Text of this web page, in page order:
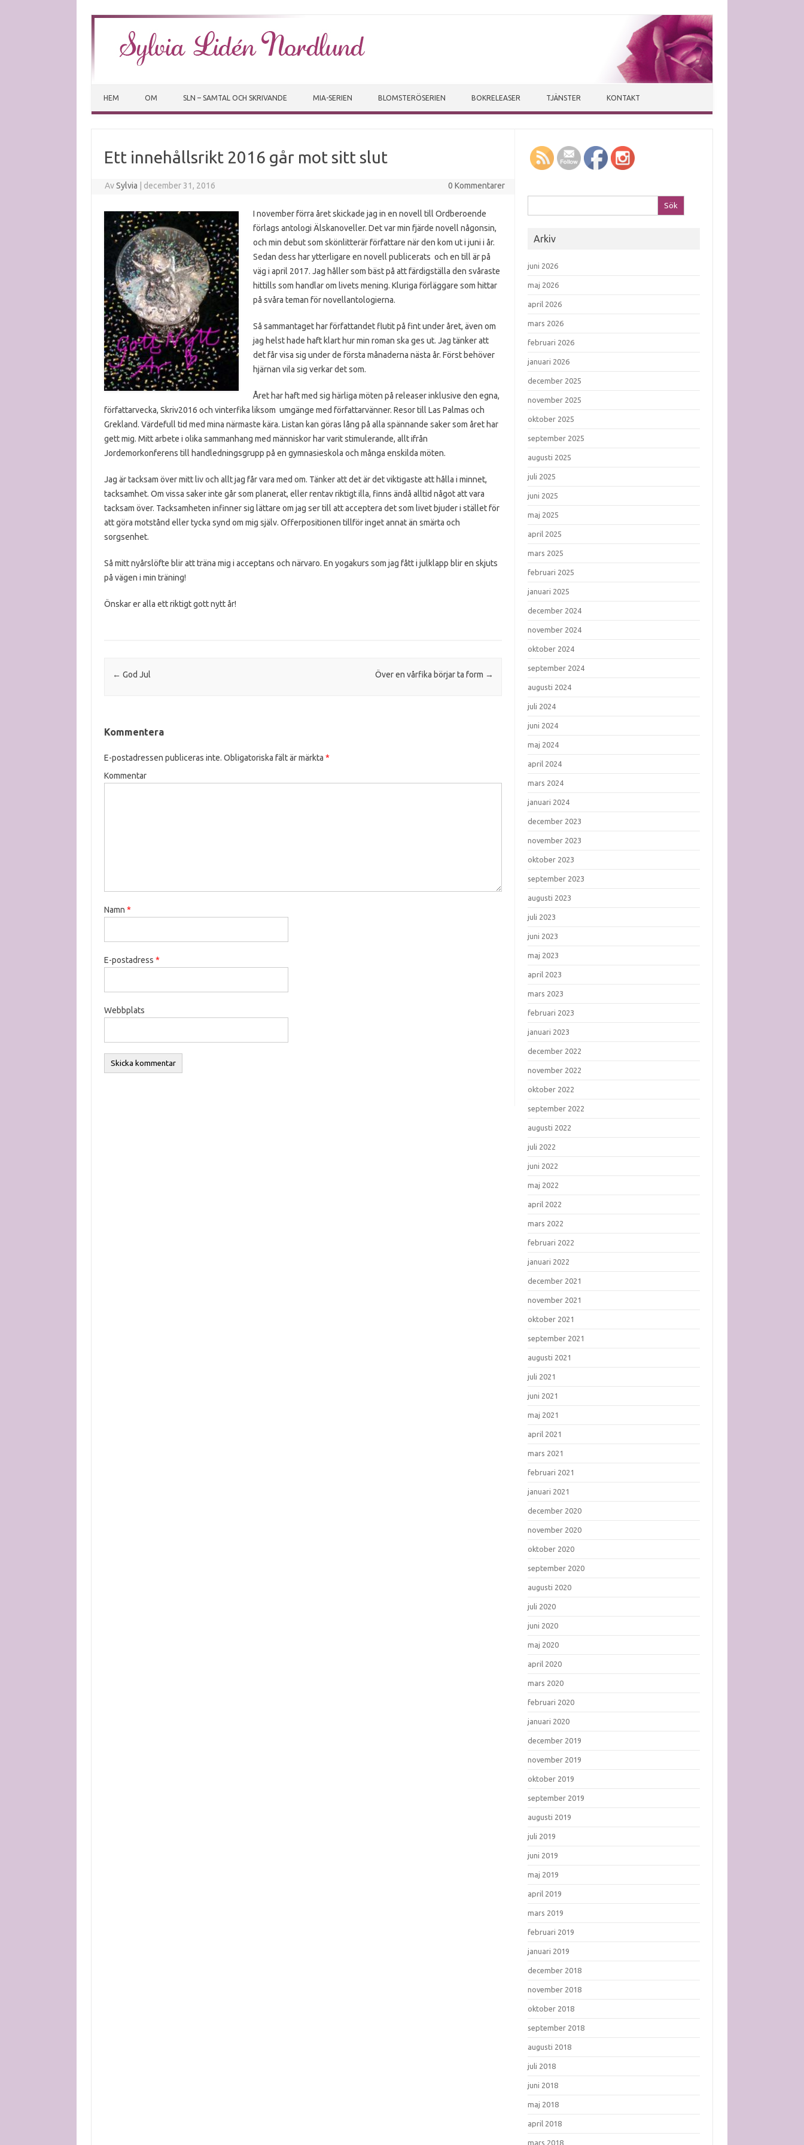
HEM OM SLN – SAMTAL OCH SKRIVANDE MIA-SERIEN BLOMSTERÖSERIEN BOKRELEASER TJÄNSTER KONTAKT
Ett innehållsrikt 2016 går mot sitt slut
AvSylvia december 31, 2016 0 Kommentarer
I november förra året skickade jag in en novell till Ordberoende
förlags antologi Älskanoveller. Det var min fjärde novell någonsin,
och min debut som skönlitterär författare när den kom ut i juni i år.
Sedan dess har ytterligare en novell publicerats och en till är på
väg i april 2017. Jag håller som bäst på att färdigställa den svåraste
hittills som handlar om livets mening. Kluriga förläggare som hittar
på svåra teman för novellantologierna.
Så sammantaget har författandet flutit på fint under året, även om
jag helst hade haft klart hur min roman ska ges ut. Jag tänker att
det får visa sig under de första månaderna nästa år. Först behöver
hjärnan vila sig verkar det som.
Året har haft med sig härliga möten på releaser inklusive den egna,
författarvecka, Skriv2016 och vinterfika liksom umgänge med författarvänner. Resor till Las Palmas och
Grekland. Värdefull tid med mina närmaste kära. Listan kan göras lång på alla spännande saker som året har
gett mig. Mitt arbete i olika sammanhang med människor har varit stimulerande, allt ifrån
Jordemorkonferens till handledningsgrupp på en gymnasieskola och många enskilda möten.
Jag är tacksam över mitt liv och allt jag får vara med om. Tänker att det är det viktigaste att hålla i minnet,
tacksamhet. Om vissa saker inte går som planerat, eller rentav riktigt illa, finns ändå alltid något att vara
tacksam över. Tacksamheten infinner sig lättare om jag ser till att acceptera det som livet bjuder i stället för
att göra motstånd eller tycka synd om mig själv. Offerpositionen tillför inget annat än smärta och
sorgsenhet.
Så mitt nyårslöfte blir att träna mig i acceptans och närvaro. En yogakurs som jag fått i julklapp blir en skjuts
på vägen i min träning!
Önskar er alla ett riktigt gott nytt år!
Post navigation
← God Jul Över en vårfika börjar ta form →
Kommentera
E-postadressen publiceras inte. Obligatoriska fält är märkta *
Kommentar
Namn *
E-postadress *
Webbplats
Arkiv
juni 2026
maj 2026
april 2026
mars 2026
februari 2026
januari 2026
december 2025
november 2025
oktober 2025
september 2025
augusti 2025
juli 2025
juni 2025
maj 2025
april 2025
mars 2025
februari 2025
januari 2025
december 2024
november 2024
oktober 2024
september 2024
augusti 2024
juli 2024
juni 2024
maj 2024
april 2024
mars 2024
januari 2024
december 2023
november 2023
oktober 2023
september 2023
augusti 2023
juli 2023
juni 2023
maj 2023
april 2023
mars 2023
februari 2023
januari 2023
december 2022
november 2022
oktober 2022
september 2022
augusti 2022
juli 2022
juni 2022
maj 2022
april 2022
mars 2022
februari 2022
januari 2022
december 2021
november 2021
oktober 2021
september 2021
augusti 2021
juli 2021
juni 2021
maj 2021
april 2021
mars 2021
februari 2021
januari 2021
december 2020
november 2020
oktober 2020
september 2020
augusti 2020
juli 2020
juni 2020
maj 2020
april 2020
mars 2020
februari 2020
januari 2020
december 2019
november 2019
oktober 2019
september 2019
augusti 2019
juli 2019
juni 2019
maj 2019
april 2019
mars 2019
februari 2019
januari 2019
december 2018
november 2018
oktober 2018
september 2018
augusti 2018
juli 2018
juni 2018
maj 2018
april 2018
mars 2018